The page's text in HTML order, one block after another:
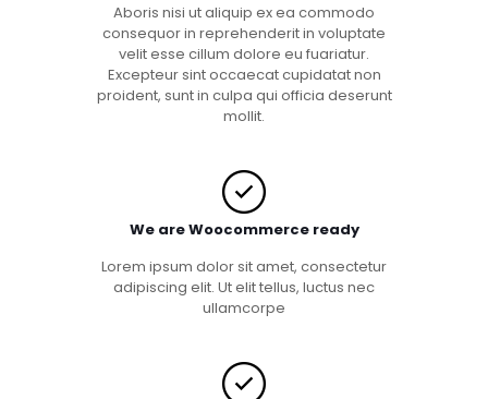
Aboris nisi ut aliquip ex ea commodo
consequor in reprehenderit in voluptate
velit esse cillum dolore eu fuariatur.
Excepteur sint occaecat cupidatat non
proident, sunt in culpa qui officia deserunt
mollit.
We are Woocommerce ready
Lorem ipsum dolor sit amet, consectetur
adipiscing elit. Ut elit tellus, luctus nec
ullamcorpe